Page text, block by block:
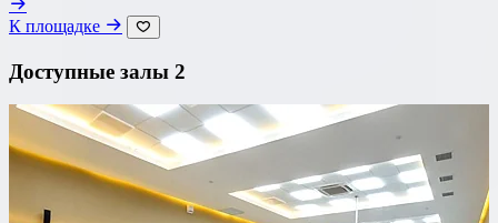
К площадке
Доступные залы 2